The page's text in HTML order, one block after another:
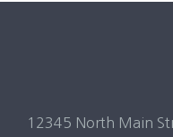
12345 North Main